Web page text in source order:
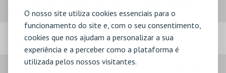
O nosso site utiliza cookies essenciais para o
funcionamento do site e, com o seu consentimento,
cookies que nos ajudam a personalizar a sua
experiência e a perceber como a plataforma é
utilizada pelos nossos visitantes.
EVENTO?
16. POSSO COMPRAR BILHETES PARA VÁRIOS
17. POSSO DAR OS MEUS BILHETES A OUTRA PESSOA?